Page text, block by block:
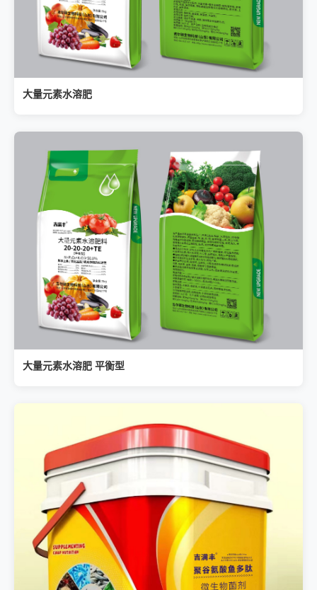
大量元素水溶肥
大量元素水溶肥 平衡型